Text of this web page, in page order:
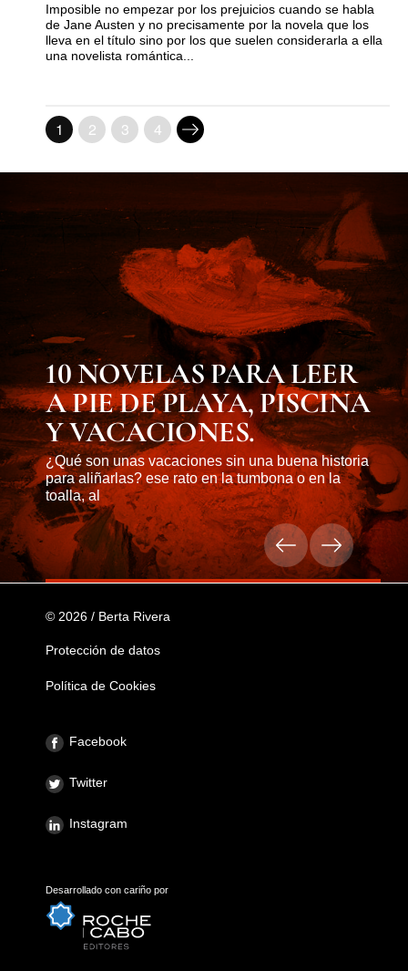
Imposible no empezar por los prejuicios cuando se habla
de Jane Austen y no precisamente por la novela que los
lleva en el título sino por los que suelen considerarla a ella
una novelista romántica...
1 2 3 4
10 NOVELAS PARA LEER
A PIE DE PLAYA, PISCINA
Y VACACIONES.
¿Qué son unas vacaciones sin una buena historia
para aliñarlas? ese rato en la tumbona o en la
toalla, al
© 2026 / Berta Rivera
Protección de datos
Política de Cookies
Facebook
Twitter
Instagram
Desarrollado con cariño por